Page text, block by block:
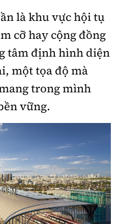
thức nếu không có sự
là khu vực hội tụ
cỡ hay cộng đồng
tâm định hình diện
một tọa độ mà
trong mình
vững.